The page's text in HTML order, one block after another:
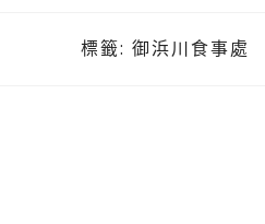
標籤: 御浜川食事處